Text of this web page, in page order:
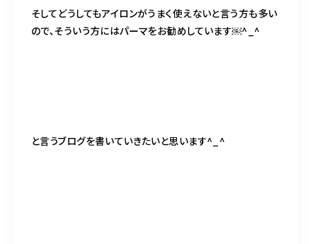
そしてどうしてもアイロンがうまく使えないと言う方も多い
ので、そういう方にはパーマをお勧めしています￼^_^
と言うブログを書いていきたいと思います^_^